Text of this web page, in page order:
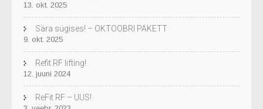
13. okt. 2025
Sära sügises! – OKTOOBRI PAKETT
9. okt. 2025
Refit RF lifting!
12. juuni 2024
ReFit RF – UUS!